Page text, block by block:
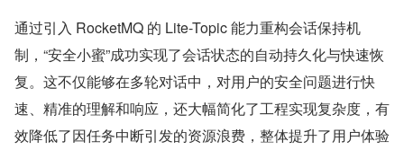
通过引入 RocketMQ 的 Lite-Topic 能力重构会话保持机
制，“安全小蜜”成功实现了会话状态的自动持久化与快速恢
复。这不仅能够在多轮对话中，对用户的安全问题进行快
速、精准的理解和响应，还大幅简化了工程实现复杂度，有
效降低了因任务中断引发的资源浪费，整体提升了用户体验